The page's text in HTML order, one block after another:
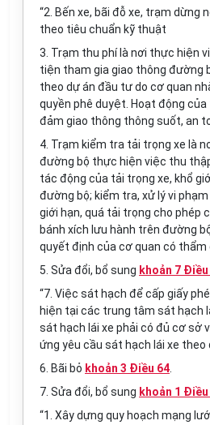
“2. Bến xe, bãi đỗ xe, trạm dừng
theo tiêu chuẩn kỹ thuật
3. Trạm thu phí là nơi thực hiện
tiện tham gia giao thông đường
theo dự án đầu tư do cơ quan
quyền phê duyệt. Hoạt động của
đảm giao thông thông suốt, an
4. Trạm kiểm tra tải trọng xe là
đường bộ thực hiện việc thu
tác động của tải trọng xe, khổ
đường bộ; kiểm tra, xử lý vi
giới hạn, quá tải trọng cho phép
bánh xích lưu hành trên đường
quyết định của cơ quan có thẩm
5. Sửa đổi, bổ sung khoản 7 Điều
“7. Việc sát hạch để cấp giấy
hiện tại các trung tâm sát hạch
sát hạch lái xe phải có đủ cơ sở
ứng yêu cầu sát hạch lái xe theo
6. Bãi bỏ khoản 3 Điều 64
7. Sửa đổi, bổ sung khoản 1 Điều
“1. Xây dựng quy hoạch mạng